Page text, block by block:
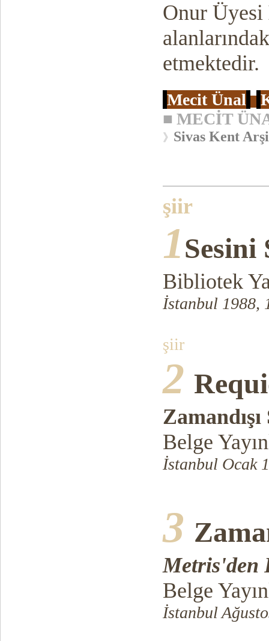
Onur Üyesi
etmektedir.
Mecit Ünal
■ MECİT
》 Sivas Kent
şiir
1Sesini
Bibliotek
İstanbul 1988,
şiir
2
Belge
İstanbul Ocak
3
Metris'den
Belge
İstanbul